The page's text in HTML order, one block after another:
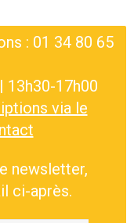
: 01 34 80 65
13h30-17h00
via le
newsletter,
ci-après.